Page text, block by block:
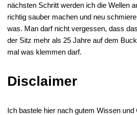
nächsten Schritt werden ich die Wellen
richtig sauber machen und neu
was. Man darf nicht vergessen, dass
der Sitz mehr als 25 Jahre auf dem
mal was klemmen darf.
Disclaimer
Ich bastele hier nach gutem Wissen